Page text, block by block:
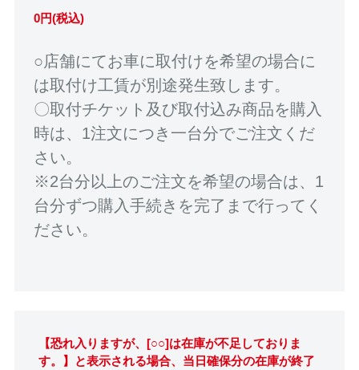
0円(税込)
○店舗にてお車に取付けを希望の場合に
は取付け工賃が別途発生致します。
〇取付チケット及び取付込み商品を購入
時は、1注文につき一台分でご注文くだ
さい。
※2台分以上のご注文を希望の場合は、1
台分ずつ購入手続きを完了まで行ってく
ださい。
【恐れ入りますが、[○○]は在庫が不足しておりま
す。】と表示される場合、当日確保分の在庫が終了